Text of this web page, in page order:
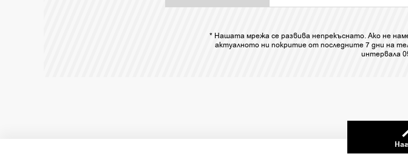
* Нашата мрежа се развива непрекъснато. Ако не
актуалното ни покритие от последните 7 дни на
интервала